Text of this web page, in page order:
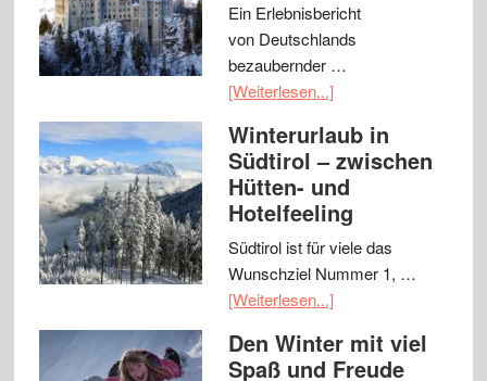
Ein Erlebnisbericht
von Deutschlands
bezaubernder …
[Weiterlesen...]
Winterurlaub in
Südtirol – zwischen
Hütten- und
Hotelfeeling
Südtirol ist für viele das
Wunschziel Nummer 1, …
[Weiterlesen...]
Den Winter mit viel
Spaß und Freude